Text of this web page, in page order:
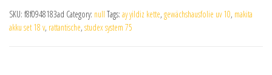
SKU: f8f0948183ad Category: null Tags: ay yildiz kette, gewächshausfolie uv 10, makita
akku set 18 v, rattantische, studex system 75